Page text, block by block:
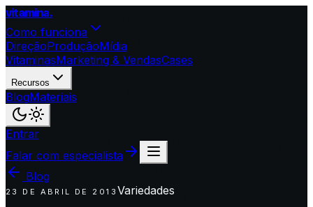
vitamina.
Como funciona
DireçãoProduçãoMídia
VitaminasMarketing & VendasCases
Recursos
BlogMateriais
Entrar
Falar com especialista
Blog
23 DE ABRIL DE 2013 Variedades